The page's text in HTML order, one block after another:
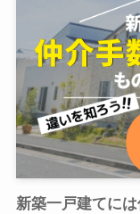
新築一戸建てに